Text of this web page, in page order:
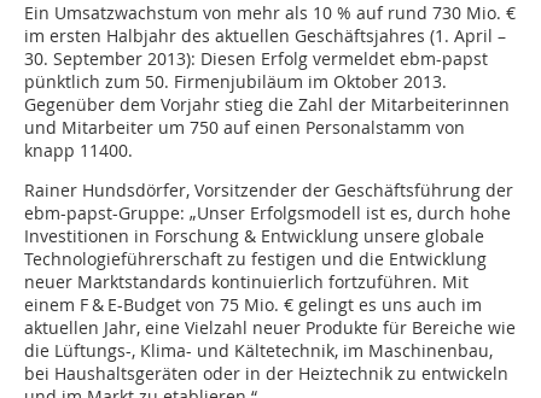
Ein Umsatzwachstum von mehr als 10 % auf rund 730 Mio. €
im ersten Halbjahr des aktuellen Geschäftsjahres (1. April –
30. September 2013): Diesen Erfolg vermeldet ebm-papst
pünktlich zum 50. Firmenjubiläum im Oktober 2013.
Gegenüber dem Vorjahr stieg die Zahl der Mitarbeiterinnen
und Mitarbeiter um 750 auf einen Personalstamm von
knapp 11400.
Rainer Hundsdörfer, Vorsitzender der Geschäftsführung der
ebm-papst-Gruppe: „Unser Erfolgsmodell ist es, durch hohe
Investitionen in Forschung & Entwicklung unsere globale
Technologieführerschaft zu festigen und die Entwicklung
neuer Marktstandards kontinuierlich fortzuführen. Mit
einem F & E-Budget von 75 Mio. € gelingt es uns auch im
aktuellen Jahr, eine Vielzahl neuer Produkte für Bereiche wie
die Lüftungs-, Klima- und Kältetechnik, im Maschinenbau,
bei Haushaltsgeräten oder in der Heiztechnik zu entwickeln